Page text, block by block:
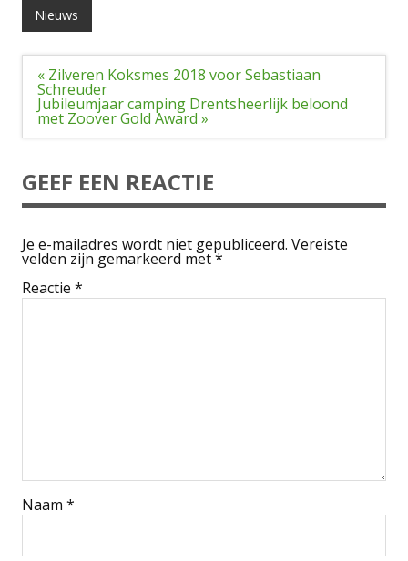
Nieuws
Bericht
navigatie
« Zilveren Koksmes 2018 voor Sebastiaan
Schreuder
Jubileumjaar camping Drentsheerlijk beloond
met Zoover Gold Award »
GEEF EEN REACTIE
Je e-mailadres wordt niet gepubliceerd. Vereiste
velden zijn gemarkeerd met*
Reactie *
Naam *